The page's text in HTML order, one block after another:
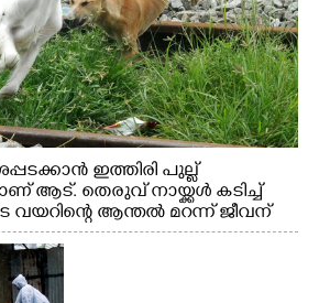
ഇത്തിരി പുല്ല്
ആട്. തെരുവ് നായ്ക്കൾ കടിച്ച്
വയറിന്റെ ആന്തൽ മറന്ന് ജീവന്
എറണാകുളം വാത്തുരുത്തിയിൽ